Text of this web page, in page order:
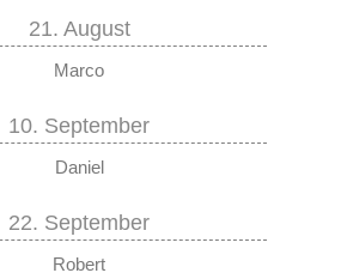
21. August
Marco
10. September
Daniel
22. September
Robert